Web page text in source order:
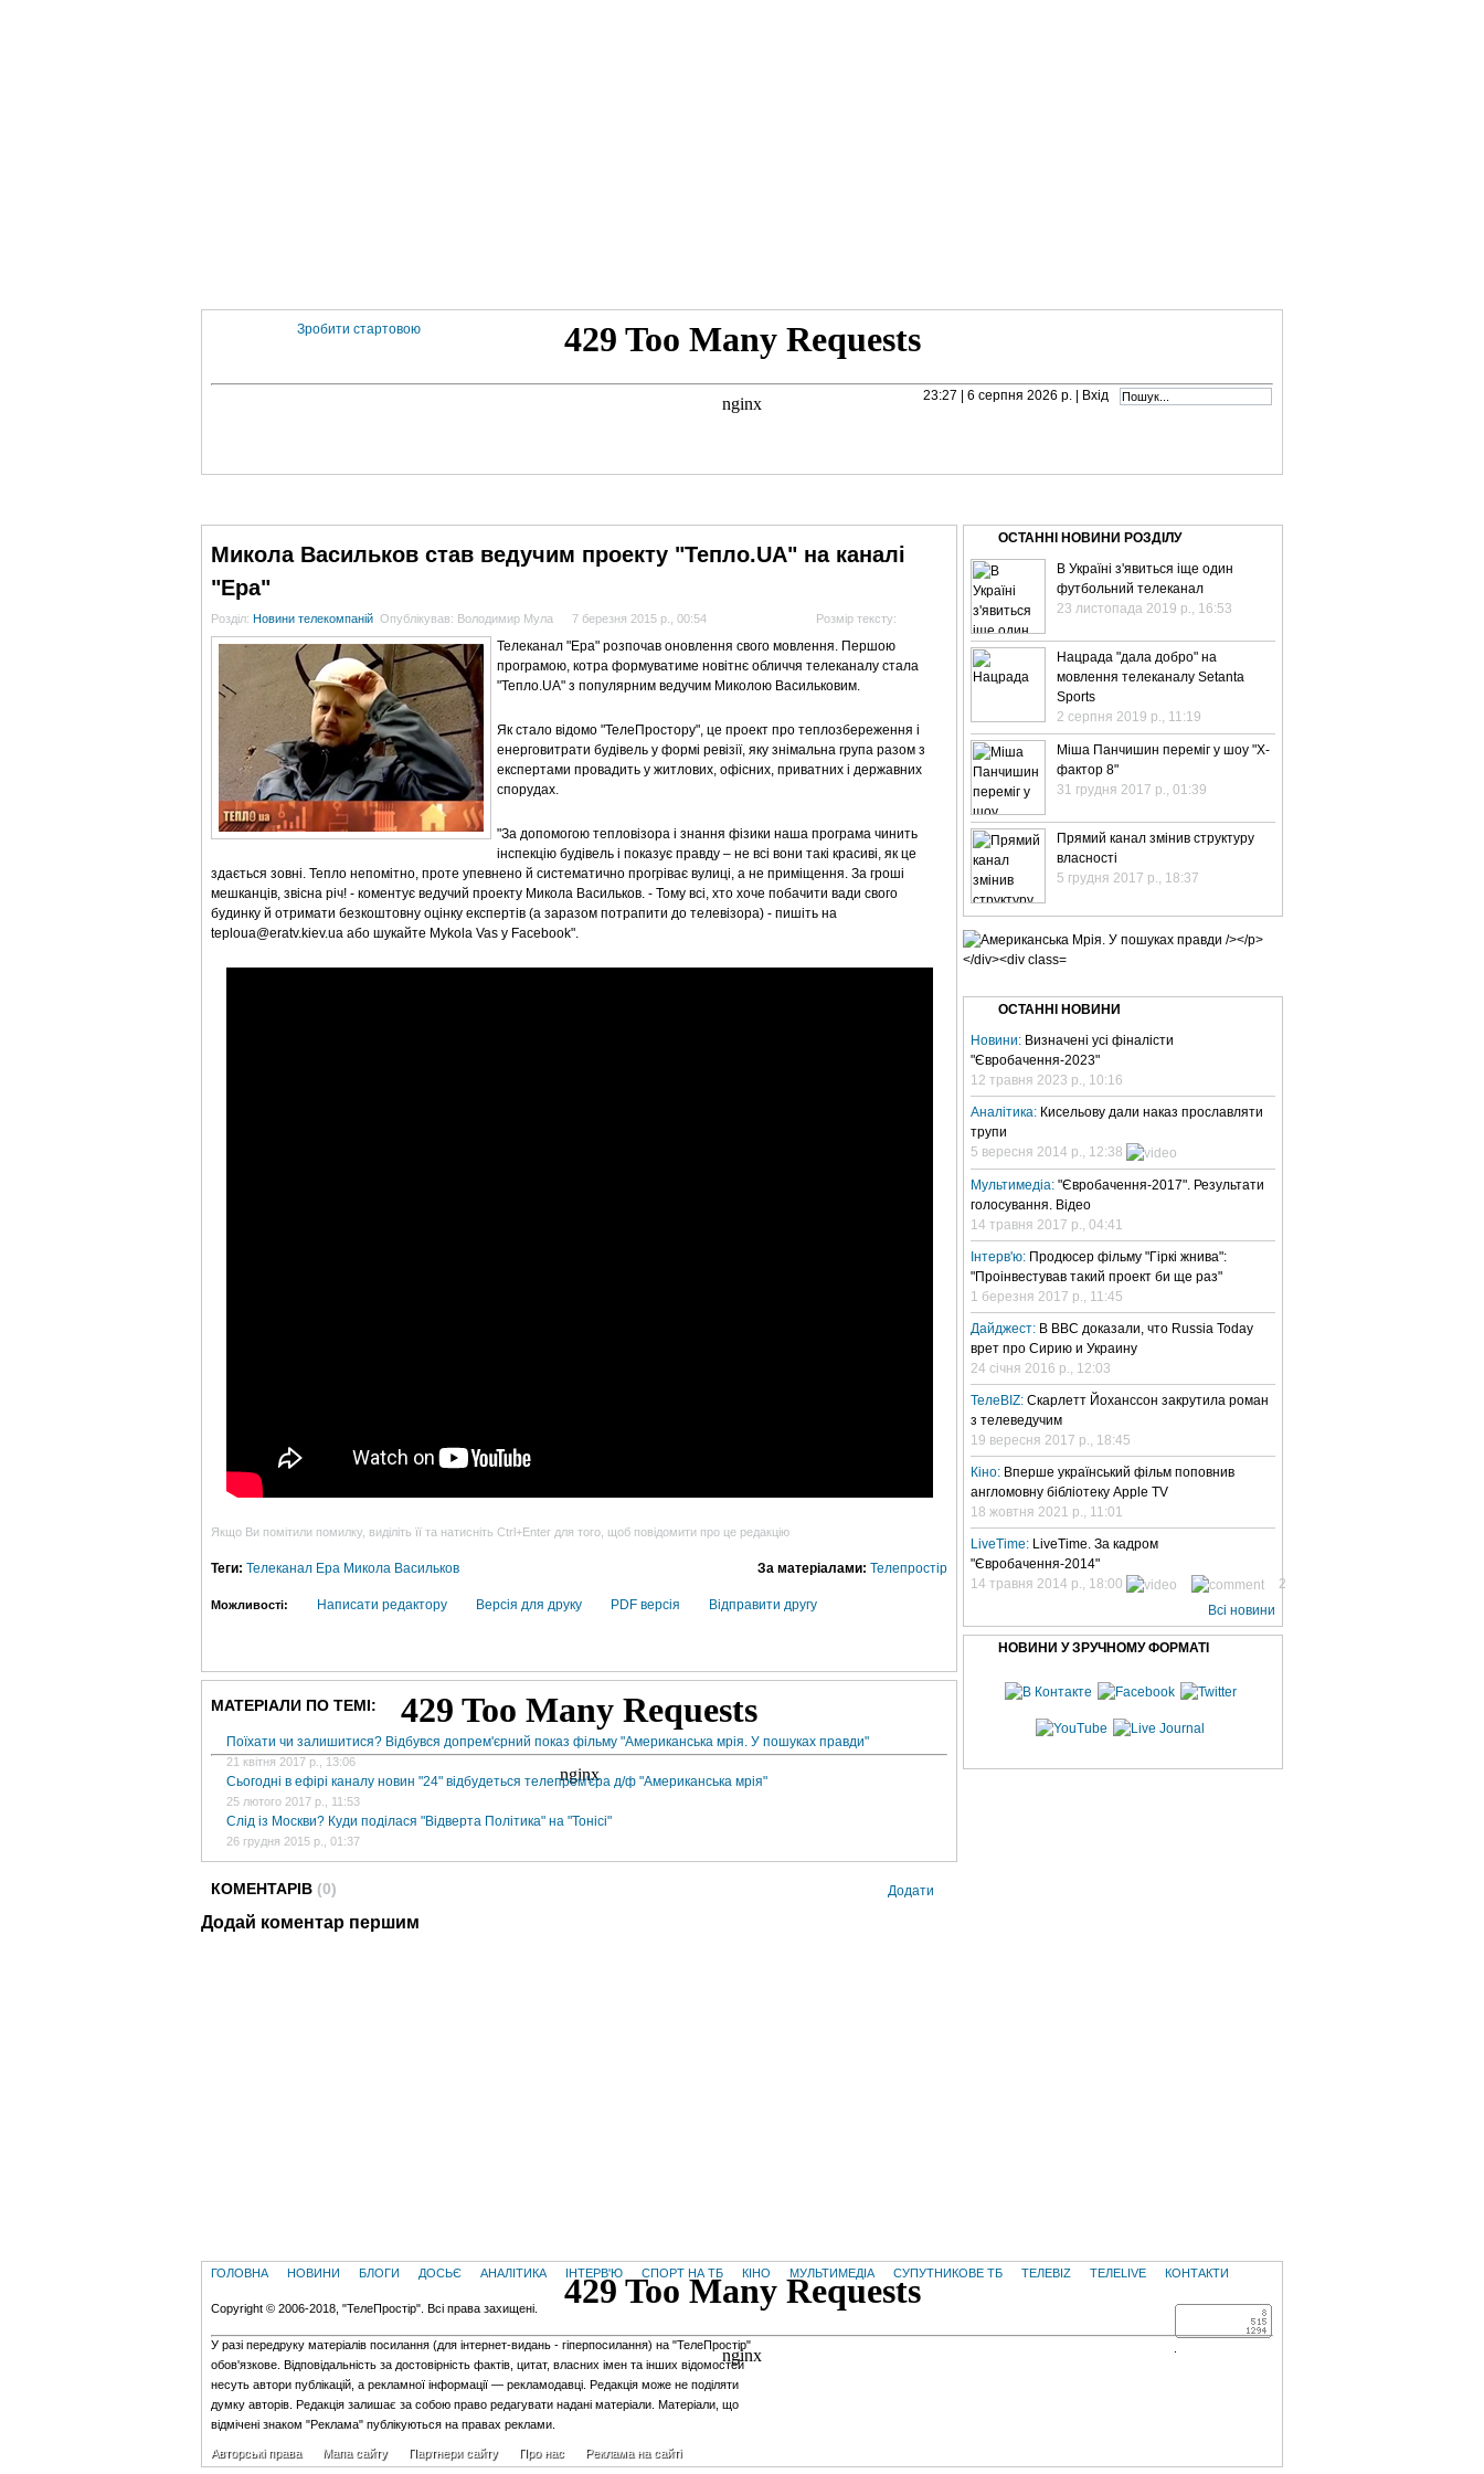
Зробити стартовою
23:27 | 6 серпня 2026 р. | Вхід
Микола Васильков став ведучим проекту "Тепло.UA" на каналі
"Ера"
Розмір тексту:
Розділ: Новини телекомпаній Опублікував: Володимир Мула 7 березня 2015 р., 00:54
Телеканал "Ера" розпочав оновлення свого мовлення. Першою
програмою, котра формуватиме новітнє обличчя телеканалу стала
"Тепло.UA" з популярним ведучим Миколою Васильковим.
Як стало відомо "ТелеПростору", це проект про теплозбереження і
енерговитрати будівель у формі ревізії, яку знімальна група разом з
експертами провадить у житлових, офісних, приватних і державних
спорудах.
"За допомогою тепловізора і знання фізики наша програма чинить
інспекцію будівель і показує правду – не всі вони такі красиві, як це
здається зовні. Тепло непомітно, проте упевнено й систематично прогріває вулиці, а не приміщення. За гроші
мешканців, звісна річ! - коментує ведучий проекту Микола Васильков. - Тому всі, хто хоче побачити вади свого
будинку й отримати безкоштовну оцінку експертів (а заразом потрапити до телевізора) - пишіть на
teploua@eratv.kiev.ua або шукайте Mykola Vas у Facebook".
Якщо Ви помітили помилку, виділіть її та натисніть Ctrl+Enter для того, щоб повідомити про це редакцію
За матеріалами: Телепростір
Теги: Телеканал Ера Микола Васильков
Можливості: Написати редактору Версія для друку PDF версія Відправити другу
МАТЕРІАЛИ ПО ТЕМІ:
Поїхати чи залишитися? Відбувся допрем'єрний показ фільму "Американська мрія. У пошуках правди"
21 квітня 2017 р., 13:06
Сьогодні в ефірі каналу новин "24" відбудеться телепрем'єра д/ф "Американська мрія"
25 лютого 2017 р., 11:53
Слід із Москви? Куди поділася "Відверта Політика" на "Тонісі"
26 грудня 2015 р., 01:37
Додати
КОМЕНТАРІВ (0)
Додай коментар першим
ОСТАННІ НОВИНИ РОЗДІЛУ
В Україні з'явиться іще один
футбольний телеканал
23 листопада 2019 р., 16:53
Нацрада "дала добро" на
мовлення телеканалу Setanta
Sports
2 серпня 2019 р., 11:19
Міша Панчишин переміг у шоу "Х-
фактор 8"
31 грудня 2017 р., 01:39
Прямий канал змінив структуру
власності
5 грудня 2017 р., 18:37
ОСТАННІ НОВИНИ
Новини: Визначені усі фіналісти
"Євробачення-2023"
12 травня 2023 р., 10:16
Аналітика: Кисельову дали наказ прославляти
трупи
5 вересня 2014 р., 12:38
Мультимедіа: "Євробачення-2017". Результати
голосування. Відео
14 травня 2017 р., 04:41
Інтерв'ю: Продюсер фільму "Гіркі жнива":
"Проінвестував такий проект би ще раз"
1 березня 2017 р., 11:45
Дайджест: В BBC доказали, что Russia Today
врет про Сирию и Украину
24 січня 2016 р., 12:03
ТелеBIZ: Скарлетт Йоханссон закрутила роман
з телеведучим
19 вересня 2017 р., 18:45
Кіно: Вперше український фільм поповнив
англомовну бібліотеку Apple TV
18 жовтня 2021 р., 11:01
LiveTime: LiveTime. За кадром
"Євробачення-2014"
14 травня 2014 р., 18:00
2
Всі новини
НОВИНИ У ЗРУЧНОМУ ФОРМАТІ
ГОЛОВНА НОВИНИ БЛОГИ ДОСЬЄ АНАЛІТИКА ІНТЕРВ'Ю СПОРТ НА ТБ КІНО МУЛЬТИМЕДІА СУПУТНИКОВЕ ТБ ТЕЛЕBIZ ТЕЛЕLIVE КОНТАКТИ
Copyright © 2006-2018, "ТелеПростір". Всі права захищені.
У разі передруку матеріалів посилання (для iнтернет-видань - гiперпосилання) на "ТелеПростір"
обов'язкове. Відповідальність за достовірність фактів, цитат, власних імен та інших відомостей
несуть автори публікацій, а рекламної інформації — рекламодавці. Редакція може не поділяти
думку авторів. Редакція залишає за собою право редагувати надані матеріали. Матеріали, що
відмічені знаком "Реклама" публікуються на правах реклами.
Авторські права Мапа сайту Партнери сайту Про нас Реклама на сайті